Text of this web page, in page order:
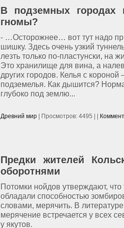
В подземных
гномы?
- …Осторожнее… вот тут надо
шишку. Здесь очень узкий
лезть только по-пластунски, на
Это хранилище для вина, а
других городов. Келья с короной
подземелья. Как дышится?
глубоко под землю...
Древний мир | Просмотров: 4495 | |
Предки жителей
оборотнями
Потомки нойдов утверждают,
обладали способностью
словами, мерячить. В
мерячение встречается у всех
у якутов.